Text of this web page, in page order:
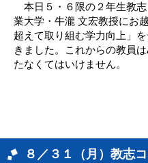
本日５・６限の２年生教
業大学・牛瀧 文宏教授にお
超えて取り組む学力向上」
きました。これからの教員
たなくてはいけません。
８／３１（月）教志